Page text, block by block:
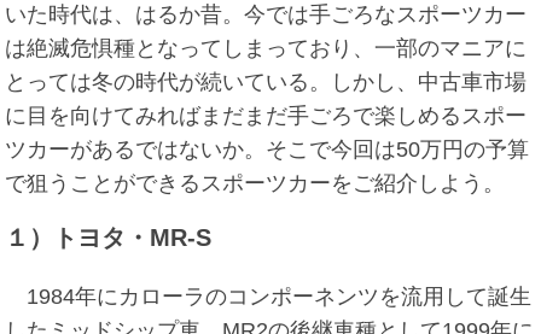
いた時代は、はるか昔。今では手ごろなスポーツカー
は絶滅危惧種となってしまっており、一部のマニアに
とっては冬の時代が続いている。しかし、中古車市場
に目を向けてみればまだまだ手ごろで楽しめるスポー
ツカーがあるではないか。そこで今回は50万円の予算
で狙うことができるスポーツカーをご紹介しよう。
１）トヨタ・MR-S
1984年にカローラのコンポーネンツを流用して誕生